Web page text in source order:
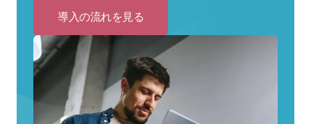
導入の流れを見る
to
入
の
流
れ